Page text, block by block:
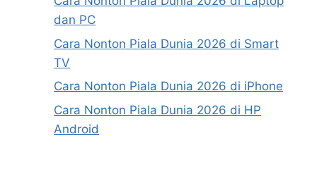
dan PC
Cara Nonton Piala Dunia 2026 di Smart
TV
Cara Nonton Piala Dunia 2026 di iPhone
Cara Nonton Piala Dunia 2026 di HP
Android